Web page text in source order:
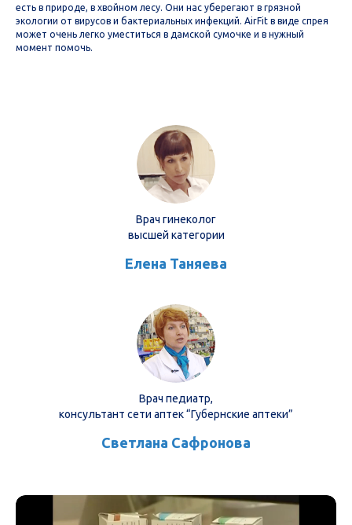
есть в природе, в хвойном лесу. Они нас уберегают в грязной
экологии от вирусов и бактериальных инфекций. AirFit в виде спрея
может очень легко уместиться в дамской сумочке и в нужный
момент помочь.
Врач гинеколог
высшей категории
Елена Таняева
Врач педиатр,
консультант сети аптек “Губернские аптеки”
Светлана Сафронова
Аэрокомната AirFit
Витаминно-минеральные комплексы BioAdaptive